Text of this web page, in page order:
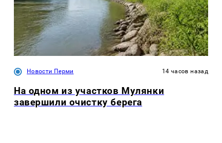
Новости Перми 14 часов назад
На одном из участков Мулянки
завершили очистку берега